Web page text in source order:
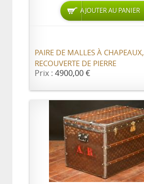
AJOUTER AU PANIER
PAIRE DE MALLES À CHAPEAUX,
RECOUVERTE DE PIERRE
Prix : 4900,00 €